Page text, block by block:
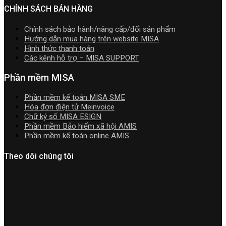
nhất
năm
2026
|
Video
Hướng
dẫn
Download
đặt
CHÍNH SÁCH BÁN HÀNG
Chính sách bảo hành/nâng cấp/đổi sản phẩm
Hướng dẫn mua hàng trên website MISA
Hình thức thanh toán
Các kênh hỗ trợ – MISA SUPPORT
Phần mềm MISA
Phần mềm kế toán MISA SME
Hóa đơn điện tử Meinvoice
Chữ ký số MISA ESIGN
Phần mềm Bảo hiểm xã hội AMIS
Phần mềm kế toán online AMIS
Theo dõi chúng tôi